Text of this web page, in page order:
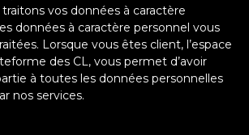
vos données à caractère
données à caractère personnel vous
Lorsque vous êtes client, l’espace
des CL, vous permet d’avoir
à toutes les données personnelles
nos services.